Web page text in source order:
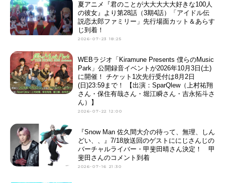
夏アニメ『君のことが大大大大大好きな100人
の彼女』より第28話（3期4話）「アイドル伝
説恋太郎ファミリー」先行場面カット＆あらす
じ到着！
2026-07-23 18:25
WEBラジオ「Kiramune Presents 僕らのMusic
Park」公開録音イベントが2026年10月3日(土)
に開催！ チケット1次先行受付は8月2日
(日)23:59まで！ 【出演：SparQlew（上村祐翔
さん・保住有哉さん・堀江瞬さん・吉永拓斗さ
ん）】
2026-07-22 12:00
『Snow Man 佐久間大介の待って、無理、しん
どい、、』7/18放送回のゲストににじさんじの
バーチャルライバー・甲斐田晴さん決定！ 甲
斐田さんのコメント到着
2026-07-16 21:30